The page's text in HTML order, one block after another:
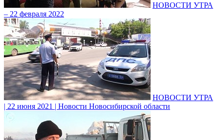
НОВОСТИ УТРА
– 22 февраля 2022
НОВОСТИ УТРА
| 22 июня 2021 | Новости Новосибирской области